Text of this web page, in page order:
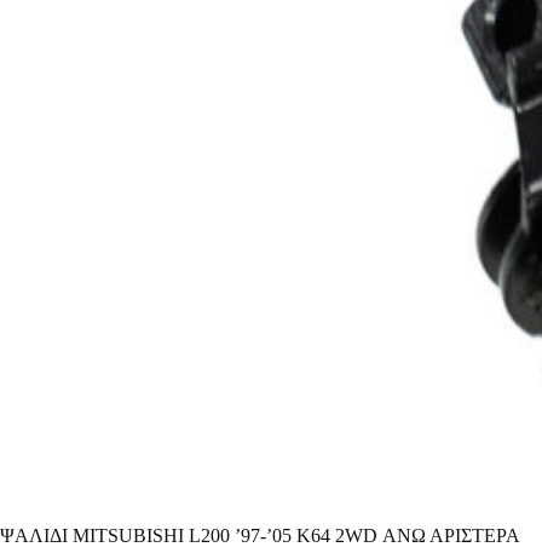
ΨΑΛΙΔΙ MITSUBISHI L200 ’97-’05 K64 2WD ΑΝΩ ΑΡΙΣΤΕΡΑ